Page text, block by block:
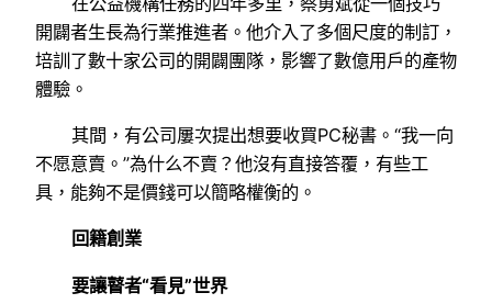
開闢者生長為行業推進者。他介入了多個尺度的制訂，
培訓了數十家公司的開闢團隊，影響了數億用戶的產物
體驗。
其間，有公司屢次提出想要收買PC秘書。“我一向
不愿意賣。”為什么不賣？他沒有直接答覆，有些工
具，能夠不是價錢可以簡略權衡的。
回籍創業
要讓瞽者“看見”世界